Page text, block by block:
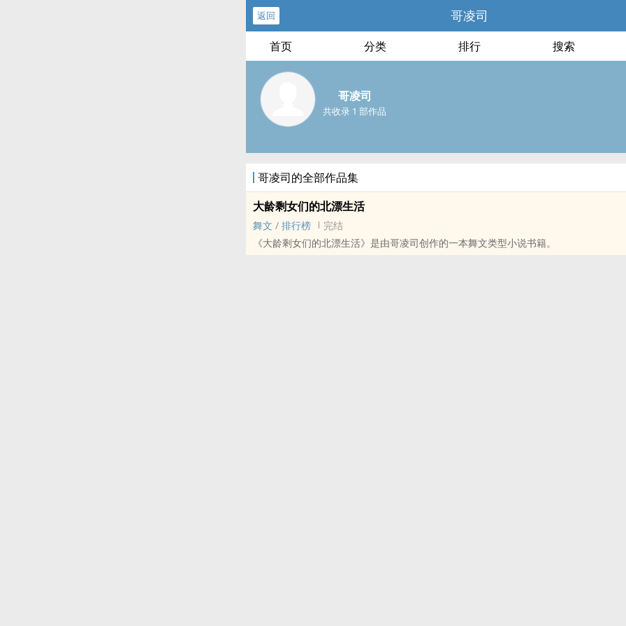
返回 哥凌司
首页 分类 排行 搜索
哥凌司
共收录 1 部作品
哥凌司的全部作品集
大龄剩女们的北漂生活
舞文 / 排行榜
完结
《大龄剩女们的北漂生活》是由哥凌司创作的一本舞文类型小说书籍。